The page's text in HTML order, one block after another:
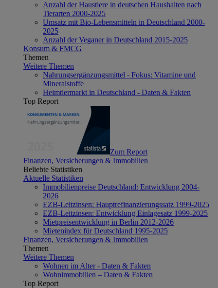
Anzahl der Haustiere in deutschen Haushalten nach
Tierarten 2000-2025
Umsatz mit Bio-Lebensmitteln in Deutschland 2000-
2025
Anzahl der Veganer in Deutschland 2015-2025
Konsum & FMCG
Themen
Weitere Themen
Nahrungsergänzungsmittel - Fokus: Vitamine und
Mineralstoffe
Heimtiermarkt in Deutschland - Daten & Fakten
Top Report
Zum Report
Finanzen, Versicherungen & Immobilien
Beliebte Statistiken
Aktuelle Statistiken
Immobilienpreise Deutschland: Entwicklung 2004-
2026
EZB-Leitzinsen: Hauptrefinanzierungssatz 1999-2025
EZB-Leitzinsen: Entwicklung Einlagesatz 1999-2025
Mietpreisentwicklung in Berlin 2012-2026
Mietenindex für Deutschland 1995-2025
Finanzen, Versicherungen & Immobilien
Themen
Weitere Themen
Wohnen im Alter - Daten & Fakten
Wohnimmobilien – Daten & Fakten
Top Report